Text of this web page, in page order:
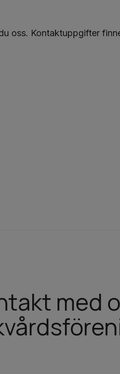
oss. Kontaktuppgifter
med